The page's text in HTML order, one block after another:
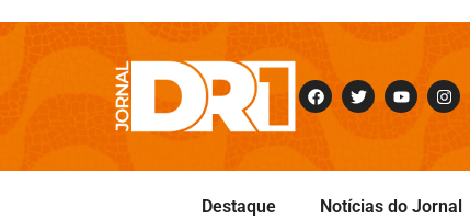
Destaque Notícias do Jornal